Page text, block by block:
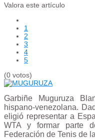
Valora este artículo
1
2
3
4
5
(0 votos)
Garbiñe Muguruza
hispano-venezolana.
eligió representar a
WTA y formar parte
Federación de Tenis de